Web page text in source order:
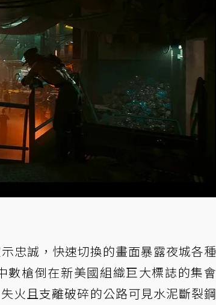
忠誠，快速切換的畫面暴露夜城各種
槍倒在新美國組織巨大標誌的集會
火且支離破碎的公路可見水泥斷裂鋼